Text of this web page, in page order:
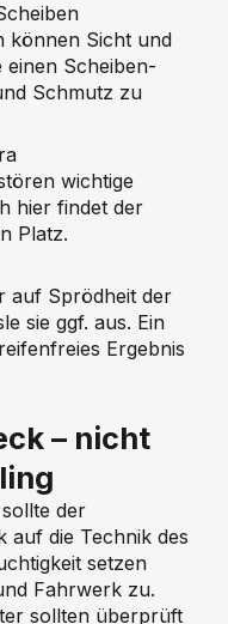
können Sicht und
Scheiben-
Schmutz zu
wichtige
hier findet der
Platz.
auf Sprödheit der
sie ggf. aus. Ein
Ergebnis
– nicht
der
auf die Technik des
setzen
Fahrwerk zu.
sollten überprüft